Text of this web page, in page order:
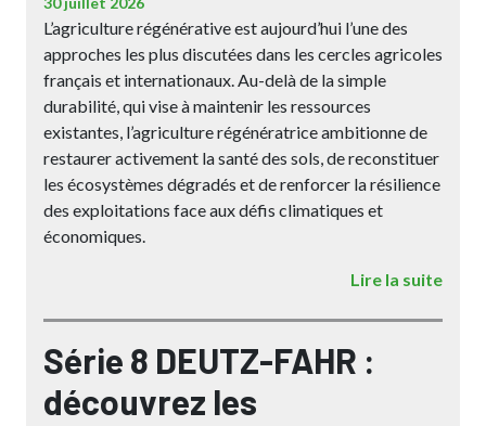
L’agriculture régénérative est aujourd’hui l’une des
approches les plus discutées dans les cercles agricoles
français et internationaux. Au-delà de la simple
durabilité, qui vise à maintenir les ressources
existantes, l’agriculture régénératrice ambitionne de
restaurer activement la santé des sols, de reconstituer
les écosystèmes dégradés et de renforcer la résilience
des exploitations face aux défis climatiques et
économiques.
Lire la suite
Série 8 DEUTZ-FAHR :
découvrez les